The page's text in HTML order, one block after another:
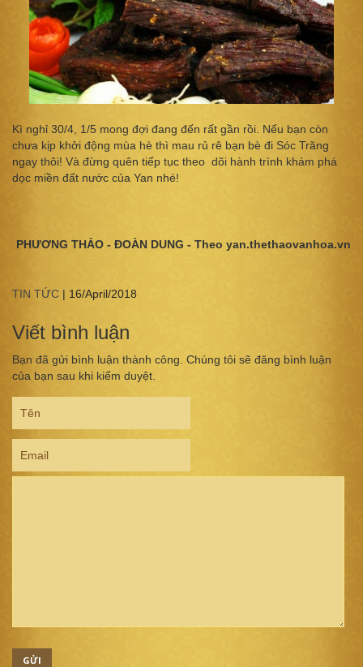
Kì nghỉ 30/4, 1/5 mong đợi đang đến rất gần rồi. Nếu bạn còn
chưa kịp khởi động mùa hè thì mau rủ rê bạn bè đi Sóc Trăng
ngay thôi! Và đừng quên tiếp tục theo dõi hành trình khám phá
dọc miền đất nước của Yan nhé!
PHƯƠNG THẢO - ĐOÀN DUNG - Theo yan.thethaovanhoa.vn
TIN TỨC | 16/April/2018
Viết bình luận
Bạn đã gửi bình luận thành công. Chúng tôi sẽ đăng bình luận
của bạn sau khi kiểm duyệt.
GỬI